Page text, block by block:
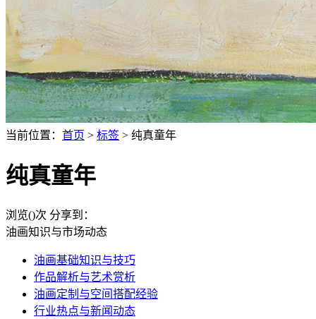
当前位置： 首页 > 标签 > 纯真童年
纯真童年
浏览()次 分享到：
油画知识与市场动态
油画基础知识与技巧
作品解析与艺术赏析
油画定制与空间搭配经验
行业热点与新闻动态